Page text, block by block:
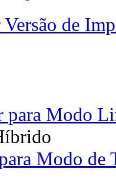
de
para Modo
Modo de